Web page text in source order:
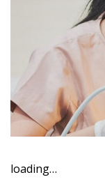
loading…